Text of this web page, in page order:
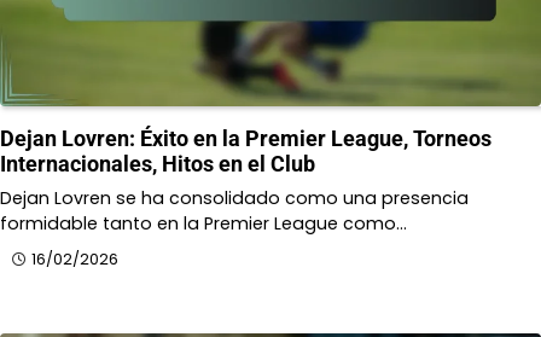
Dejan Lovren: Éxito en la Premier League, Torneos
Internacionales, Hitos en el Club
Dejan Lovren se ha consolidado como una presencia
formidable tanto en la Premier League como…
16/02/2026